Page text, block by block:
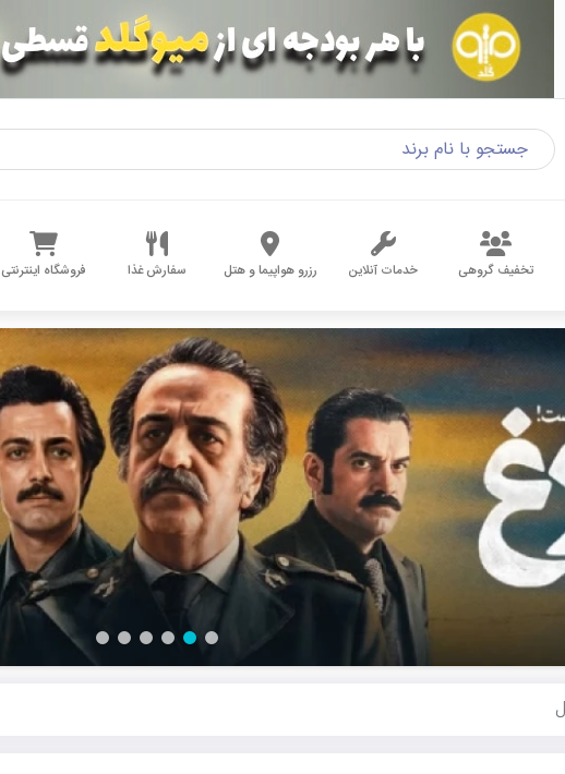
تخفیف گروهی خدمات آنلاین رزرو هواپیما و هتل سفارش غذا فروشگاه اینترنتی